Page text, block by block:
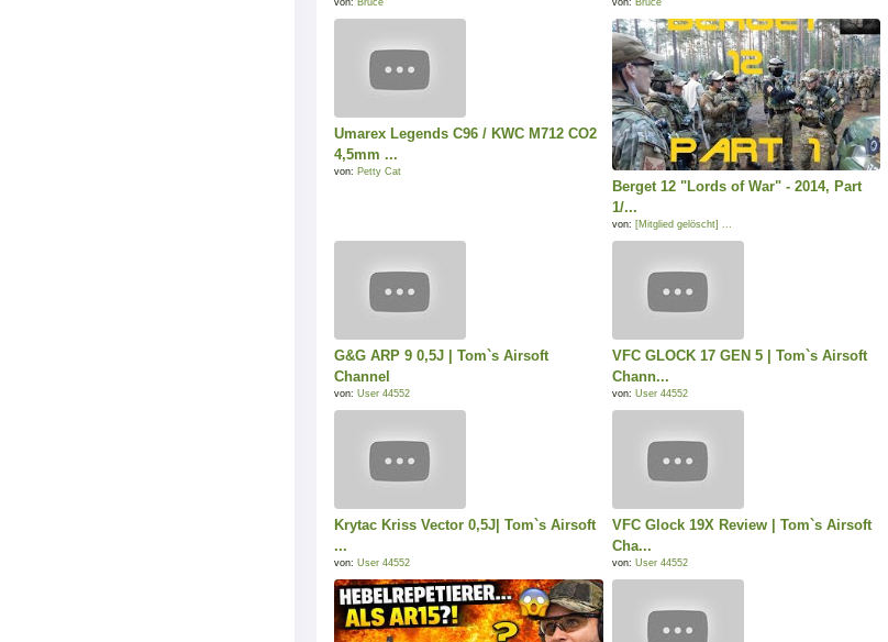
von: Bruce von: Bruce
Umarex Legends C96 / KWC M712 CO2
4,5mm ...
von: Petty Cat
Berget 12 "Lords of War" - 2014, Part
1/...
von: [Mitglied gelöscht] ...
G&G ARP 9 0,5J | Tom`s Airsoft
Channel
von: User 44552
VFC GLOCK 17 GEN 5 | Tom`s Airsoft
Chann...
von: User 44552
Krytac Kriss Vector 0,5J| Tom`s Airsoft
...
von: User 44552
VFC Glock 19X Review | Tom`s Airsoft
Cha...
von: User 44552